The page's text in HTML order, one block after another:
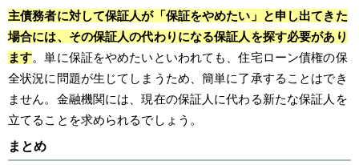
主債務者に対して保証人が「保証をやめたい」と申し出てきた
場合には、その保証人の代わりになる保証人を探す必要があり
ます。単に保証をやめたいといわれても、住宅ローン債権の保
全状況に問題が生じてしまうため、簡単に了承することはでき
ません。金融機関には、現在の保証人に代わる新たな保証人を
立てることを求められるでしょう。
まとめ